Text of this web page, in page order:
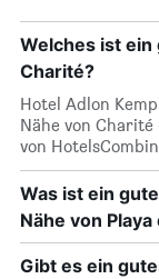
Welches ist ein
Charité?
Hotel Adlon
Nähe von Charité
von
Was ist ein
Nähe von Playa
Gibt es ein